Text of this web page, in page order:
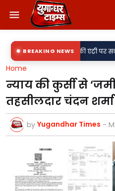
BREAKING NEWS
की एंट्री पर सवाल• वर्दी पर
Home
न्याय की कुर्सी से
तहसीलदार चंदन
by Yugandhar Times -